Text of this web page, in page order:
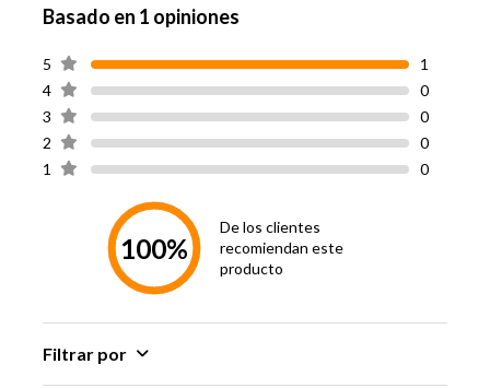
Basado en 1 opiniones
1 0
2 0
3 0
4 0
5 1
100%
De los clientes
recomiendan este
producto
Filtrar por